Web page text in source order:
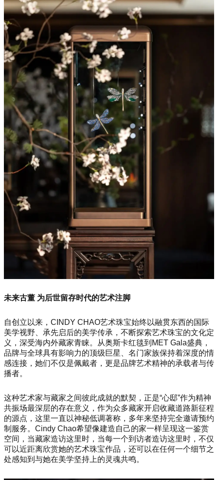
未来古董 为后世留存时代的艺术注脚
自创立以来，CINDY CHAO艺术珠宝始终以融贯东西的国际
美学视野、承先启后的美学传承，不断探索艺术珠宝的文化定
义，深受海内外藏家青睐。从奥斯卡红毯到MET Gala盛典，
品牌与全球具有影响力的顶级巨星、名门家族保持着深度的情
感连接，她们不仅是佩戴者，更是品牌艺术精神的承载者与传
播者。
这种艺术家与藏家之间彼此成就的默契，正是“心邸”作为精神
共振场最深层的存在意义，作为众多藏家开启收藏道路新征程
的源点，这里一直以神秘低调著称，多年来坚持完全邀请预约
制服务。Cindy Chao希望像建造自己的家一样呈现这一鉴赏
空间，当藏家造访这里时，当每一个到访者造访这里时，不仅
可以近距离欣赏她的艺术珠宝作品，还可以在任何一个细节之
处感知到与她在美学坚持上的灵魂共鸣。